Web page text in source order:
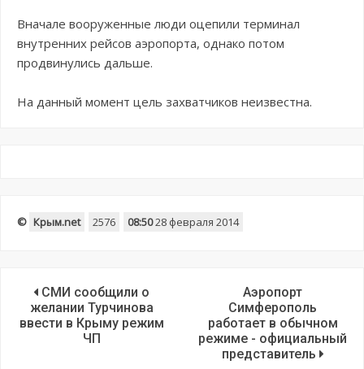
Вначале вооруженные люди оцепили терминал
внутренних рейсов аэропорта, однако потом
продвинулись дальше.
На данный момент цель захватчиков неизвестна.
© Крым.net 2576 08:5028 февраля 2014
СМИ сообщили о
желании Турчинова
ввести в Крыму режим
ЧП
Аэропорт
Симферополь
работает в обычном
режиме - официальный
представитель